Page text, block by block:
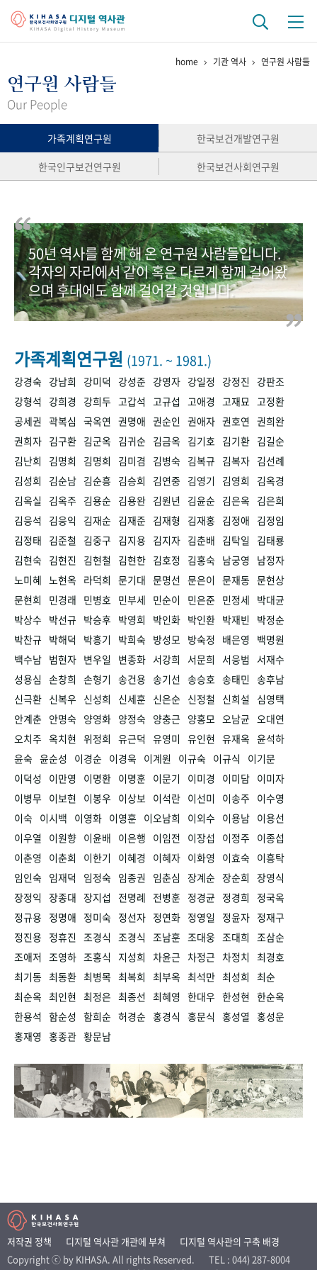
걸어온 길 기관 변천사
연구 역사
정책과 연구 키워드로 보는 연구 역사
연구자들
간행물 변천사
기록물 아카이브
사진 아카이브 문서 기록물 행정박물 영상 기록물
50+1주년 기념
+1
VR 역사관
home 기관 역사 연구원 사람들
연구원 사람들
Our People
가족계획연구원
한국보건개발연구원
한국인구보건연구원
한국보건사회연구원
50년 역사를 함께 해 온 연구원 사람들입니다.
각자의 자리에서 같이 혹은 다르게 함께 걸어왔
으며 후대에도 함께 걸어갈 것입니다.
가족계획연구원 (1971. ~ 1981.)
강경숙 강남희 강미덕 강성준 강영자 강일정 강정진
강판조
강형석
강희경 강희두 고갑석 고규섭 고애경 고재묘 고정환
공세권 곽복심 국옥연 권명애 권순인 권애자 권호연 권희완
권희자 김구환 김군옥 김귀순 김금옥 김기호 김기환 김길순
김난희
김명희 김명희 김미겸 김병숙 김복규 김복자 김선례
김성희
김순남 김순흥 김승희 김연중 김영기 김영희
김옥경
김옥실
김옥주 김용순 김용완 김원년 김윤순 김은옥 김은희
김응석
김응익 김재순 김재준 김재형 김재홍 김정애 김정임
김정태 김준철 김중구 김지용 김지자 김춘배 김탁일
김태룡
김현숙 김현진 김현철 김현한 김호정 김홍숙 남궁영
남정자
노미혜 노현옥 라덕희 문기대 문명선 문은이 문재동 문현상
문현희
민경래 민병호 민부세 민순이 민은준 민정세 박대균
박상수 박선규 박승후 박영희 박인화 박인환 박재빈
박정순
박찬규 박해덕 박흥기 박희숙 방성모 방숙정 배은영
백명원
백수남 범현자 변우일 변종화 서강희 서문희 서응범
서재수
성용심 손창희 손형기 송건용 송기선 송승호 송태민 송후남
신극환 신복우 신성희 신세훈 신은순 신정철 신희설
심영택
안계춘 안명숙 양영화 양정숙 양충근 양홍모 오남균 오대연
오치주 옥치현 위정희 유근덕 유영미 유인현 유재옥 윤석하
윤숙 윤순성 이경순 이경욱 이계원 이규숙 이규식
이기문
이덕성
이만영 이명환 이명훈 이문기 이미경 이미담 이미자
이병무 이보현 이봉우 이상보 이석란 이선미 이송주 이수영
이숙 이시백 이영화 이영훈 이오남희 이외수 이용남 이용선
이우열
이원향 이윤배 이은행 이임전 이장섭 이정주 이종섭
이춘영
이춘희 이한기 이혜경 이혜자 이화영 이효숙 이흥탁
임인숙 임재덕 임정숙 임종권 임춘심 장계순 장순희 장영식
장정익 장종대 장지섭 전명례 전병훈 정경균 정경희
정국옥
정규용 정명애 정미숙 정선자 정연화 정영일 정윤자 정재구
정진용 정휴진 조경식 조경식 조남훈 조대웅 조대희 조삼순
조애저 조영하 조홍식 지성희 차윤근 차정근 차정치 최경호
최기동 최동환 최병목 최복희 최부옥 최석만 최성희 최순
최순옥 최인현 최정은 최종선 최혜영 한대우 한성현 한순옥
한용석 함순성 함희순 허경순 홍경식 홍문식 홍성열 홍성운
홍재영 홍종관 황문남
저작권 정책 디지털 역사관 개관에 부쳐
디지털 역사관의 구축 배경
Copyright ⓒ by KIHASA. All rights Reserved.
TEL : 044) 287-8004